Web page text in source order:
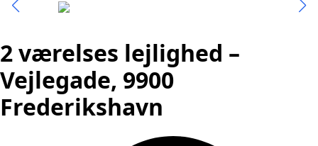
2 værelses lejlighed –
Vejlegade, 9900
Frederikshavn